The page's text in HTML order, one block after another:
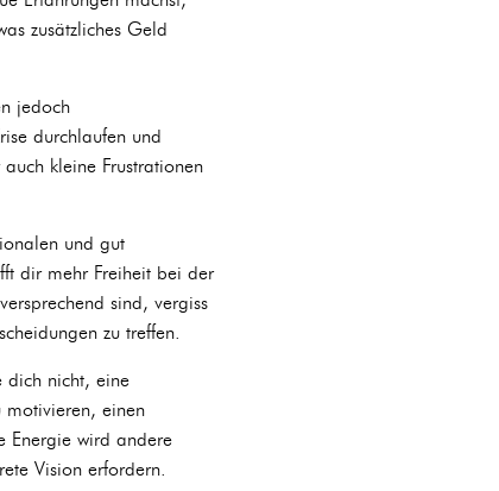
zusätzliches Geld
jedoch
durchlaufen und
kleine Frustrationen
und gut
dir mehr Freiheit bei der
sind, vergiss
zu treffen.
dich nicht, eine
motivieren, einen
Energie wird andere
Vision erfordern.